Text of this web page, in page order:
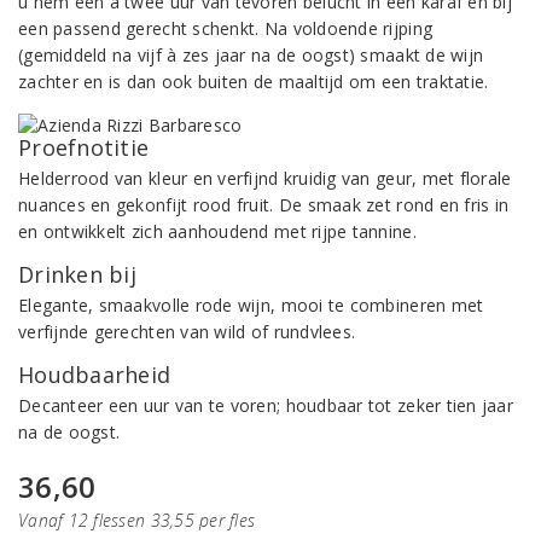
een passend gerecht schenkt. Na voldoende rijping
(gemiddeld na vijf à zes jaar na de oogst) smaakt de wijn
zachter en is dan ook buiten de maaltijd om een traktatie.
Proefnotitie
Helderrood van kleur en verfijnd kruidig van geur, met florale
nuances en gekonfijt rood fruit. De smaak zet rond en fris in
en ontwikkelt zich aanhoudend met rijpe tannine.
Drinken bij
Elegante, smaakvolle rode wijn, mooi te combineren met
verfijnde gerechten van wild of rundvlees.
Houdbaarheid
Decanteer een uur van te voren; houdbaar tot zeker tien jaar
na de oogst.
36,60
Vanaf 12 flessen 33,55 per fles